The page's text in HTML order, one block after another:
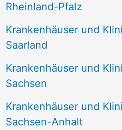
Rheinland-Pfalz
Krankenhäuser und
Saarland
Krankenhäuser und
Sachsen
Krankenhäuser und
Sachsen-Anhalt